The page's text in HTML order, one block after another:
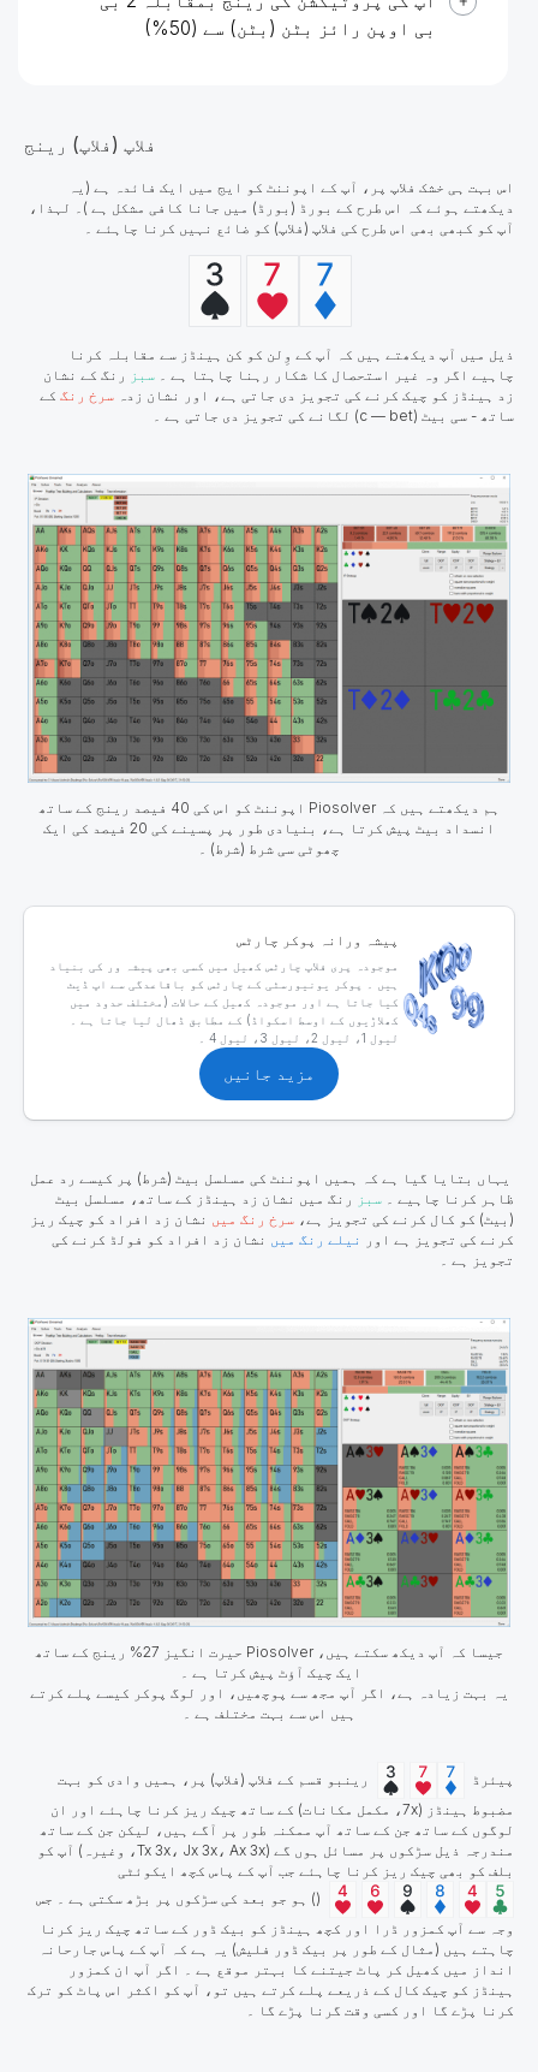
بی اوپن رائز بٹن (بٹن) سے (50%)
فلاپ (فلاپ) رینج
اس بہت ہی خشک فلاپ پر، آپ کے اپوننٹ کو ایج میں ایک فائدہ ہے (یہ
دیکھتے ہوئے کہ اس طرح کے بورڈ (بورڈ) میں جانا کافی مشکل ہے )۔ لہذا،
آپ کو کبھی بھی اس طرح کی فلاپ (فلاپ) کو ضائع نہیں کرنا چاہئے ۔
ذیل میں آپ دیکھتے ہیں کہ آپ کے وِلن کو کن ہینڈز سے مقابلہ کرنا
چاہیے اگر وہ غیر استحصال کا شکار رہنا چاہتا ہے ۔ سبز رنگ کے نشان
زد ہینڈز کو چیک کرنے کی تجویز دی جاتی ہے، اور نشان زدہ سرخ رنگ کے
ساتھ - سی بیٹ (c — bet) لگانے کی تجویز دی جاتی ہے ۔
ہم دیکھتے ہیں کہ Piosolver اپوننٹ کو اس کی 40 فیصد رینج کے ساتھ
انسداد بیٹ پیش کرتا ہے، بنیادی طور پر پسینے کی 20 فیصد کی ایک
چھوٹی سی شرط (شرط) ۔
پیشہ ورانہ پوکر چارٹس
موجودہ پری فلاپ چارٹس کھیل میں کسی بھی پیشہ ور کی بنیاد
ہیں ۔ پوکر یونیورسٹی کے چارٹس کو باقاعدگی سے اپ ڈیٹ
کیا جاتا ہے اور موجودہ کھیل کے حالات (مختلف حدود میں
کھلاڑیوں کے اوسط اسکواڈ) کے مطابق ڈھال لیا جاتا ہے ۔
لیول 1، لیول 2، لیول 3، لیول 4 ۔
مزید جانیں
یہاں بتایا گیا ہے کہ ہمیں اپوننٹ کی مسلسل بیٹ (شرط) پر کیسے رد عمل
ظاہر کرنا چاہیے ۔ سبز رنگ میں نشان زد ہینڈز کے ساتھ، مسلسل بیٹ
(بیٹ) کو کال کرنے کی تجویز ہے، سرخ رنگ میں نشان زد افراد کو چیک ریز
کرنے کی تجویز ہے اور
نیلے رنگ میں نشان زد افراد کو فولڈ کرنے کی
تجویز ہے ۔
جیسا کہ آپ دیکھ سکتے ہیں، Piosolver حیرت انگیز 27% رینج کے ساتھ
ایک چیک آؤٹ پیش کرتا ہے ۔
یہ بہت زیادہ ہے، اگر آپ مجھ سے پوچھیں، اور لوگ پوکر کیسے پلے کرتے
ہیں اس سے بہت مختلف ہے ۔
پیئرڈ
رینبو قسم کے فلاپ (فلاپ) پر، ہمیں وادی کو بہت
مضبوط ہینڈز (7x، مکمل مکانات) کے ساتھ چیک ریز کرنا چاہئے اور ان
لوگوں کے ساتھ جن کے ساتھ آپ ممکنہ طور پر آگے ہیں، لیکن جن کے ساتھ
مندرجہ ذیل سڑکوں پر مسائل ہوں گے (Tx 3x، Jx 3x، Ax 3x، وغیرہ) آپ کو
بلف کو بھی چیک ریز کرنا چاہئے جب آپ کے پاس کچھ ایکوئٹی
() ہو جو بعد کی سڑکوں پر بڑھ سکتی ہے ۔ جس
وجہ سے آپ کمزور ڈرا اور کچھ ہینڈز کو بیک ڈور کے ساتھ چیک ریز کرنا
چاہتے ہیں (مثال کے طور پر بیک ڈور فلیش) یہ ہے کہ آپ کے پاس جارحانہ
انداز میں کھیل کر پاٹ جیتنے کا بہتر موقع ہے ۔ اگر آپ ان کمزور
ہینڈز کو چیک کال کے ذریعے پلے کرتے ہیں تو، آپ کو اکثر اس پاٹ کو ترک
کرنا پڑے گا اور کسی وقت گرنا پڑے گا ۔